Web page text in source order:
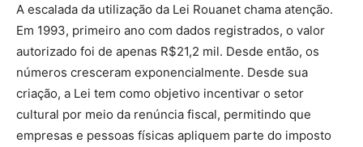
A escalada da utilização da Lei Rouanet chama atenção.
Em 1993, primeiro ano com dados registrados, o valor
autorizado foi de apenas R$21,2 mil. Desde então, os
números cresceram exponencialmente. Desde sua
criação, a Lei tem como objetivo incentivar o setor
cultural por meio da renúncia fiscal, permitindo que
empresas e pessoas físicas apliquem parte do imposto